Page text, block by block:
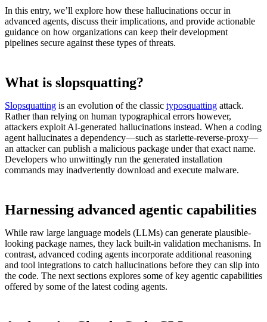
In this entry, we’ll explore how these hallucinations occur in
advanced agents, discuss their implications, and provide actionable
guidance on how organizations can keep their development
pipelines secure against these types of threats.
What is slopsquatting?
Slopsquatting is an evolution of the classic typosquatting attack.
Rather than relying on human typographical errors however,
attackers exploit AI-generated hallucinations instead. When a coding
agent hallucinates a dependency—such as starlette-reverse-proxy—
an attacker can publish a malicious package under that exact name.
Developers who unwittingly run the generated installation
commands may inadvertently download and execute malware.
Harnessing advanced agentic capabilities
While raw large language models (LLMs) can generate plausible-
looking package names, they lack built-in validation mechanisms. In
contrast, advanced coding agents incorporate additional reasoning
and tool integrations to catch hallucinations before they can slip into
the code. The next sections explores some of key agentic capabilities
offered by some of the latest coding agents.